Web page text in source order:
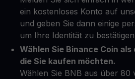
ein kostenloses Konto auf
und geben Sie dann einige
um Ihre Identität zu
Wählen Sie Binance Coin
die Sie kaufen möchten.
Wählen Sie BNB aus über 80